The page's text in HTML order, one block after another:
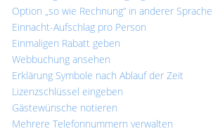
Option „so wie Rechnung“ in anderer Sprache
Einnacht-Aufschlag pro Person
Einmaligen Rabatt geben
Webbuchung ansehen
Erklärung Symbole nach Ablauf der Zeit
Lizenzschlüssel eingeben
Gästewünsche notieren
Mehrere Telefonnummern verwalten